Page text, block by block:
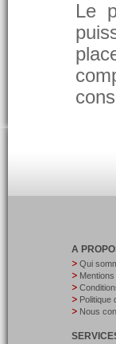
Le
A
Qui
Politique
Nous